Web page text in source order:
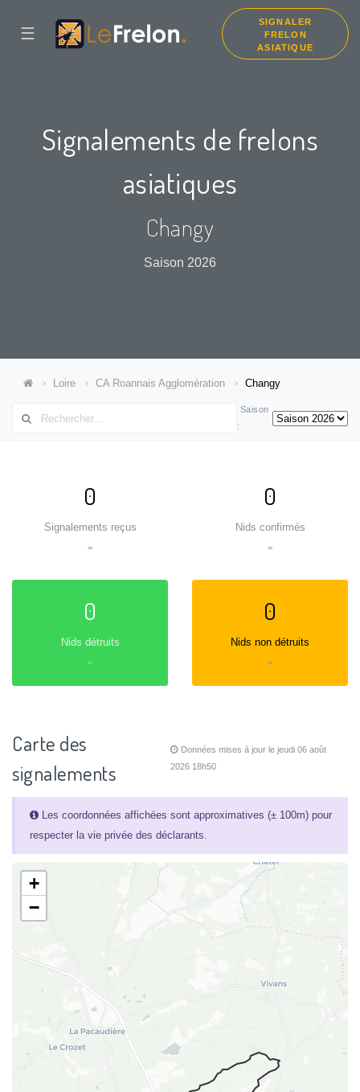
☰
SIGNALER
FRELON
ASIATIQUE
Signalements de frelons
asiatiques
Changy
Saison 2026
Loire CA Roannais Agglomération Changy
Saison
:
0
Signalements reçus
=
0
Nids confirmés
=
0
Nids détruits
=
0
Nids non détruits
=
Carte des
signalements
Données mises à jour le jeudi 06 août
2026 18h50
Les coordonnées affichées sont approximatives (± 100m) pour
respecter la vie privée des déclarants.
+
−